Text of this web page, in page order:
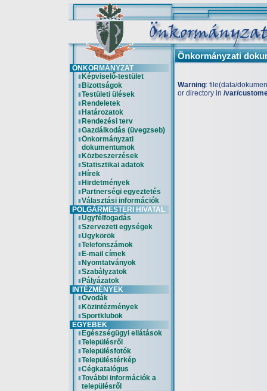
Önkormányzati
ÖNKORMÁNYZAT
Képviselő-testület
Bizottságok
Testületi ülések
Rendeletek
Határozatok
Rendezési terv
Gazdálkodás (üvegzseb)
Önkormányzati
dokumentumok
Közbeszerzések
Statisztikai adatok
Hírek
Hirdetmények
Partnerségi egyeztetés
Választási információk
POLGÁRMESTERI HIVATAL
Ügyfélfogadás
Szervezeti egységek
Ügykörök
Telefonszámok
E-mail címek
Nyomtatványok
Szabályzatok
Pályázatok
INTÉZMÉNYEK
Óvodák
Közintézmények
Sportklubok
EGYEBEK
Egészségügyi ellátások
Településről
Településfotók
Településtérkép
Cégkatalógus
További információk a
településről
Warning: file(data/
or directory in /var/